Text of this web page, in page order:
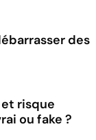
des
risque
ou fake ?